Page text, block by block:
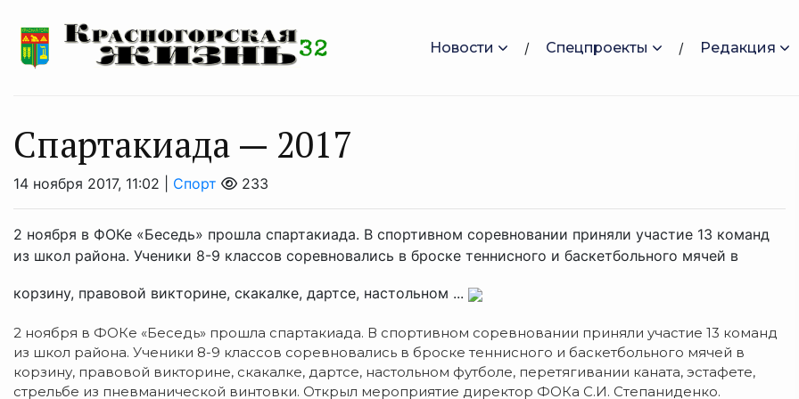
Новости Спецпроекты Редакция
Спартакиада — 2017
14 ноября 2017, 11:02 | Спорт 233
2 ноября в ФОКе «Беседь» прошла спартакиада. В спортивном соревновании приняли участие 13 команд
из школ района. Ученики 8-9 классов соревновались в броске теннисного и баскетбольного мячей в
корзину, правовой викторине, скакалке, дартсе, настольном ...
2 ноября в ФОКе «Беседь» прошла спартакиада. В спортивном соревновании приняли участие 13 команд
из школ района. Ученики 8-9 классов соревновались в броске теннисного и баскетбольного мячей в
корзину, правовой викторине, скакалке, дартсе, настольном футболе, перетягивании каната, эстафете,
стрельбе из пневманической винтовки. Открыл мероприятие директор ФОКа С.И. Степаниденко.